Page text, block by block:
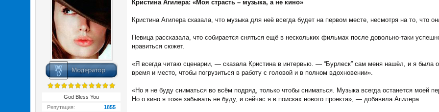
God Bless You
Репутация:
1855
Кристина Агилера: «Моя страсть – музыка, а не кино»
Кристина Агилера сказала, что музыка для неё всегда будет на первом месте, несмотря на то, что
Певица рассказала, что собирается сняться ещё в нескольких фильмах после довольно-таки
нравиться сюжет.
«Я всегда читаю сценарии, — сказала Кристина в интервью. — “Бурлеск” сам меня нашёл, и я была
время и место, чтобы погрузиться в работу с головой и в полном вдохновении».
«Но я не буду сниматься во всём подряд, только чтобы сниматься. Музыка всегда останется моей
Но о кино я тоже забывать не буду, и сейчас я в поисках нового проекта», — добавила Агилера.